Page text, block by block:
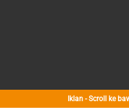
Iklan - Scroll ke